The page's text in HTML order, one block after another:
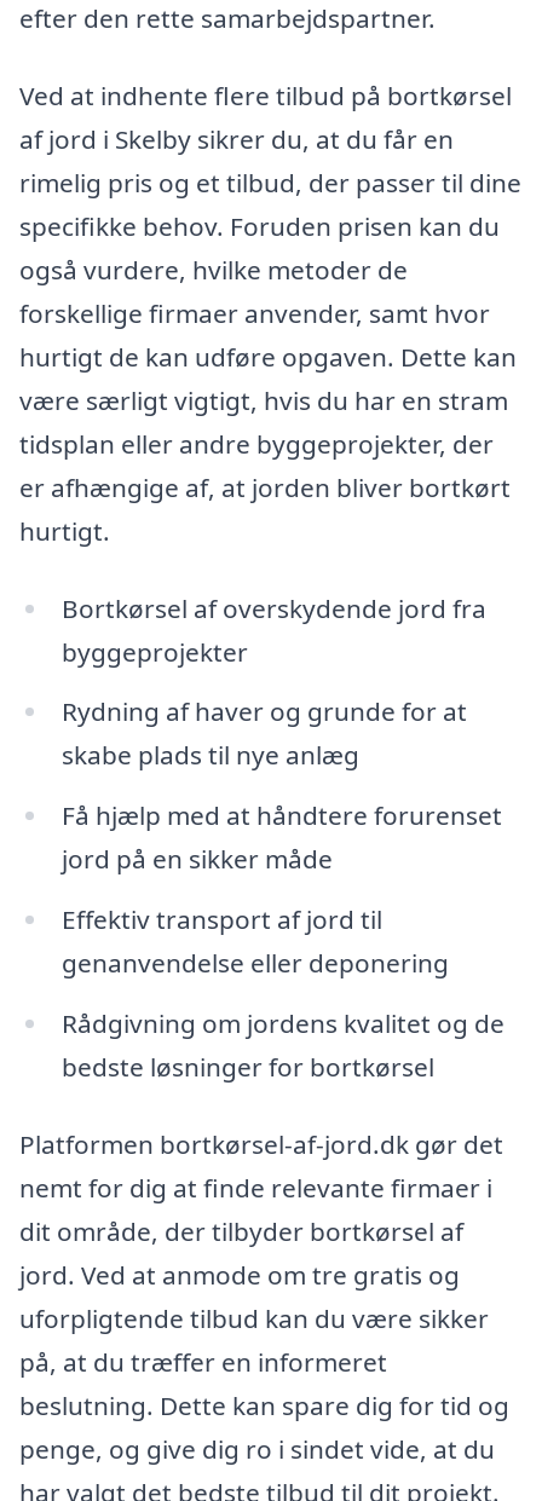
efter den rette samarbejdspartner.
Ved at indhente flere tilbud på bortkørsel
af jord i Skelby sikrer du, at du får en
rimelig pris og et tilbud, der passer til dine
specifikke behov. Foruden prisen kan du
også vurdere, hvilke metoder de
forskellige firmaer anvender, samt hvor
hurtigt de kan udføre opgaven. Dette kan
være særligt vigtigt, hvis du har en stram
tidsplan eller andre byggeprojekter, der
er afhængige af, at jorden bliver bortkørt
hurtigt.
Bortkørsel af overskydende jord fra
byggeprojekter
Rydning af haver og grunde for at
skabe plads til nye anlæg
Få hjælp med at håndtere forurenset
jord på en sikker måde
Effektiv transport af jord til
genanvendelse eller deponering
Rådgivning om jordens kvalitet og de
bedste løsninger for bortkørsel
Platformen bortkørsel-af-jord.dk gør det
nemt for dig at finde relevante firmaer i
dit område, der tilbyder bortkørsel af
jord. Ved at anmode om tre gratis og
uforpligtende tilbud kan du være sikker
på, at du træffer en informeret
beslutning. Dette kan spare dig for tid og
penge, og give dig ro i sindet vide, at du
har valgt det bedste tilbud til dit projekt.